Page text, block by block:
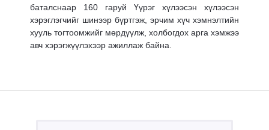
баталснаар 160 гаруй Үүрэг хүлээсэн хүлээсэн
хэрэглэгчийг шинээр бүртгэж, эрчим хүч хэмнэлтийн
хууль тогтоомжийг мөрдүүлж, холбогдох арга хэмжээ
авч хэрэгжүүлэхээр ажиллаж байна.